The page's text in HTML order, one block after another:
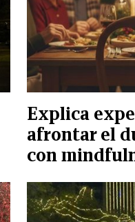
Explica
afrontar el
con